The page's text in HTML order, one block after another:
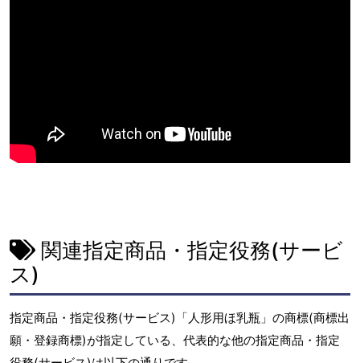
関連指定商品・指定役務(サービ
ス)
指定商品・指定役務(サービス)「人形用ほ乳瓶」の商標(商標出
願・登録商標)が指定している、代表的な他の指定商品・指定